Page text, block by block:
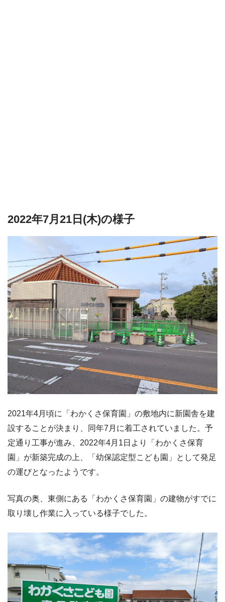
2022年7月21日(木)の様子
2021年4月頃に「わかくさ保育園」の敷地内に新園舎を建
設することが決まり、同年7月に着工されていました。予
定通り工事が進み、2022年4月1日より「わかくさ保育
園」が新築完成の上、「幼保認定型こども園」として発足
の運びとなったようです。
写真の奥、東側にある「わかくさ保育園」の建物がすでに
取り壊し作業に入っている様子でした。